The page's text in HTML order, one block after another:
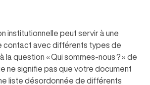
institutionnelle peut servir à une
contact avec différents types de
la question « Qui sommes-nous ? » de
ne signifie pas que votre document
liste désordonnée de différents